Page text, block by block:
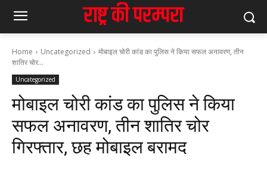
Home Uncategorized
मोबाइल चोरी कांड का पुलिस ने किया सफल अनावरण, तीन
शातिर चोर...
Uncategorized
मोबाइल चोरी कांड का पुलिस ने किया
सफल अनावरण, तीन शातिर चोर
गिरफ्तार, छह मोबाइल बरामद